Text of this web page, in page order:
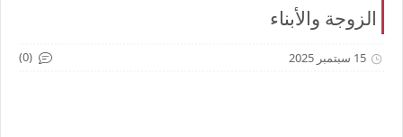
الزوجة والأبناء
15 سبتمبر 2025 (0)